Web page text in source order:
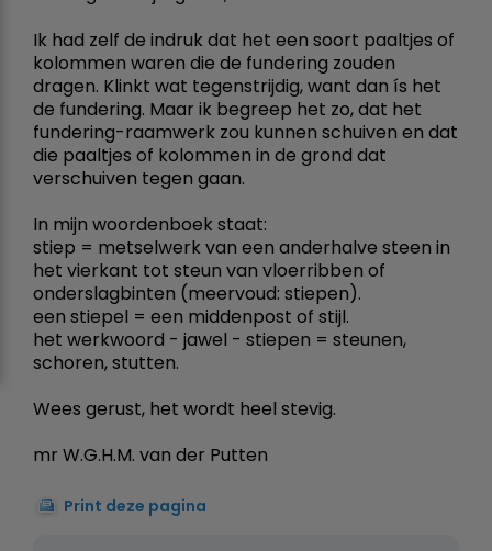
Ik had zelf de indruk dat het een soort paaltjes of
kolommen waren die de fundering zouden
dragen. Klinkt wat tegenstrijdig, want dan ís het
de fundering. Maar ik begreep het zo, dat het
fundering-raamwerk zou kunnen schuiven en dat
die paaltjes of kolommen in de grond dat
verschuiven tegen gaan.
In mijn woordenboek staat:
stiep = metselwerk van een anderhalve steen in
het vierkant tot steun van vloerribben of
onderslagbinten (meervoud: stiepen).
een stiepel = een middenpost of stijl.
het werkwoord - jawel - stiepen = steunen,
schoren, stutten.
Wees gerust, het wordt heel stevig.
mr W.G.H.M. van der Putten
Print deze pagina